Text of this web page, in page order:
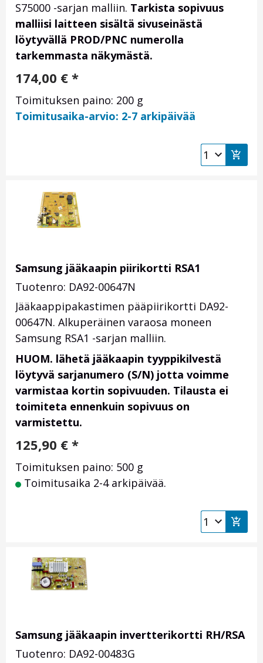
S75000 -sarjan malliin. Tarkista sopivuus
malliisi laitteen sisältä sivuseinästä
löytyvällä PROD/PNC numerolla
tarkemmasta näkymästä.
174,00 € *
Toimituksen paino: 200 g
Toimitusaika-arvio: 2-7 arkipäivää
Samsung jääkaapin piirikortti RSA1
Tuotenro: DA92-00647N
Jääkaappipakastimen pääpiirikortti DA92-
00647N. Alkuperäinen varaosa moneen
Samsung RSA1 -sarjan malliin.
HUOM. lähetä jääkaapin tyyppikilvestä
löytyvä sarjanumero (S/N) jotta voimme
varmistaa kortin sopivuuden. Tilausta ei
toimiteta ennenkuin sopivuus on
varmistettu.
125,90 € *
Toimituksen paino: 500 g
Toimitusaika 2-4 arkipäivää.
Samsung jääkaapin invertterikortti RH/RSA
Tuotenro: DA92-00483G